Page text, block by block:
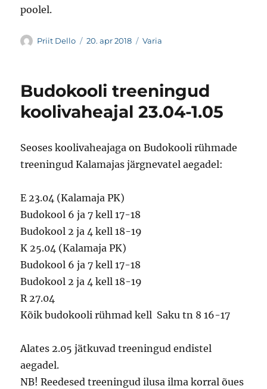
poolel.
Autor
Priit Dello Postitatud
20. apr 2018 Rubriigid
Varia
Budokooli treeningud
koolivaheajal 23.04-1.05
Seoses koolivaheajaga on Budokooli rühmade
treeningud Kalamajas järgnevatel aegadel:
E 23.04 (Kalamaja PK)
Budokool 6 ja 7 kell 17-18
Budokool 2 ja 4 kell 18-19
K 25.04 (Kalamaja PK)
Budokool 6 ja 7 kell 17-18
Budokool 2 ja 4 kell 18-19
R 27.04
Kõik budokooli rühmad kell Saku tn 8 16-17
Alates 2.05 jätkuvad treeningud endistel
aegadel.
NB! Reedesed treeningud ilusa ilma korral õues